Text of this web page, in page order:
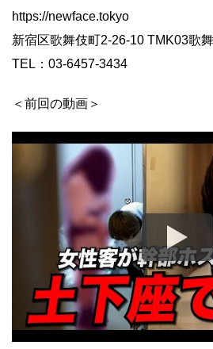
https://newface.tokyo
新宿区歌舞伎町2-26-10 TMK03歌
TEL：03-6457-3434
＜前回の動画＞